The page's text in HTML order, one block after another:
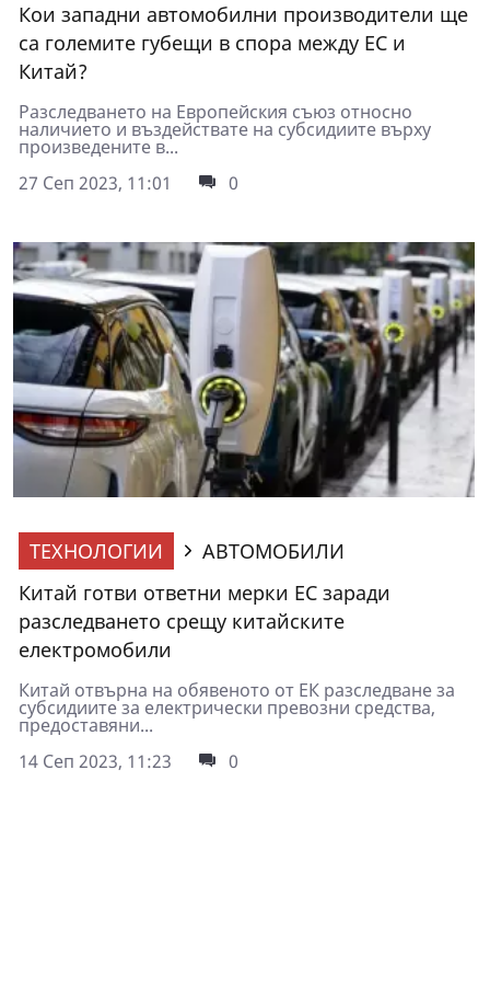
Кои западни автомобилни производители ще
са големите губещи в спора между ЕС и
Китай?
Разследването на Европейския съюз относно
наличието и въздействате на субсидиите върху
произведените в...
27 Сеп 2023, 11:01
0
ТЕХНОЛОГИИ
АВТОМОБИЛИ
Китай готви ответни мерки ЕС заради
разследването срещу китайските
електромобили
Китай отвърна на обявеното от ЕК разследване за
субсидиите за електрически превозни средства,
предоставяни...
14 Сеп 2023, 11:23
0